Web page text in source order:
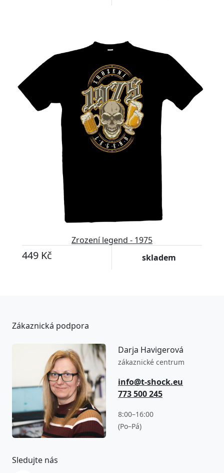
Zrození legend - 1975
449 Kč skladem
Zákaznická podpora
Darja Havigerová
zákaznické centrum
info@t-shock.eu
773 500 245
8:00–16:00
(Po–Pá)
Sledujte nás